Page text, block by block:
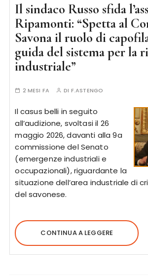
Il sindaco Russo sfida
Ripamonti: “Spetta al
Savona il ruolo di
guida del sistema per la
industriale”
2 MESI FA DI F.ASTENGO
Il casus belli in seguito
all’audizione, svoltasi il 26
maggio 2026, davanti alla 9a
commissione del Senato
(emergenze industriali e
occupazionali), riguardante la
situazione dell’area industriale di
del savonese.
CONTINUA A LEGGERE